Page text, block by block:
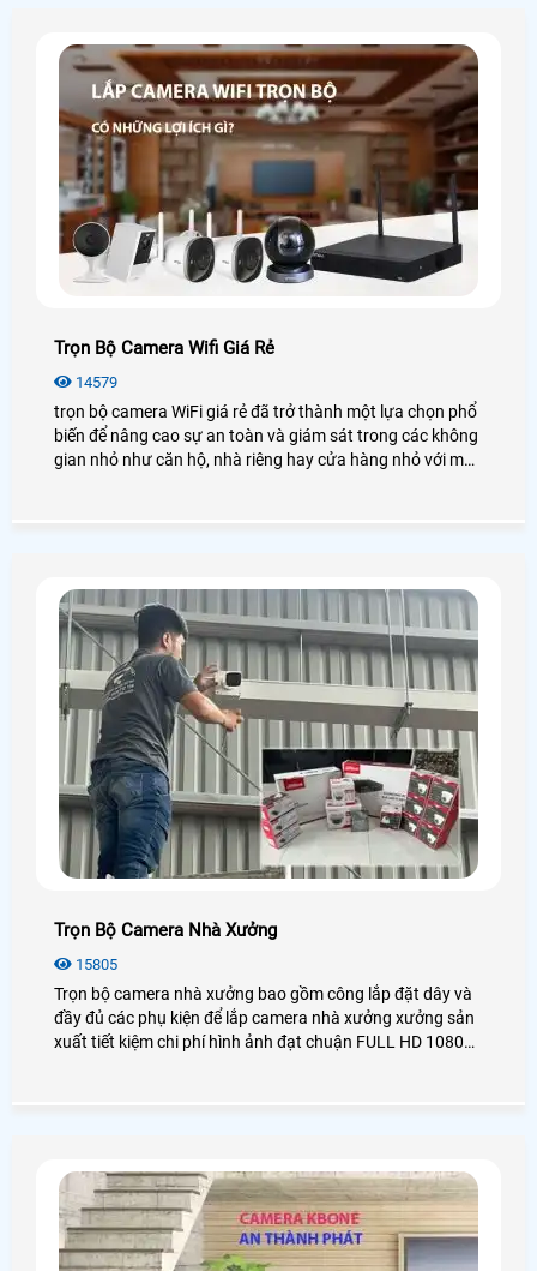
Trọn Bộ Camera Wifi Giá Rẻ
14579
trọn bộ camera WiFi giá rẻ đã trở thành một lựa chọn phổ
biến để nâng cao sự an toàn và giám sát trong các không
gian nhỏ như căn hộ, nhà riêng hay cửa hàng nhỏ với mức
Trọn Bộ Camera Nhà Xưởng
15805
Trọn bộ camera nhà xưởng bao gồm công lắp đặt dây và
đầy đủ các phụ kiện để lắp camera nhà xưởng xưởng sản
xuất tiết kiệm chi phí hình ảnh đạt chuận FULL HD 1080